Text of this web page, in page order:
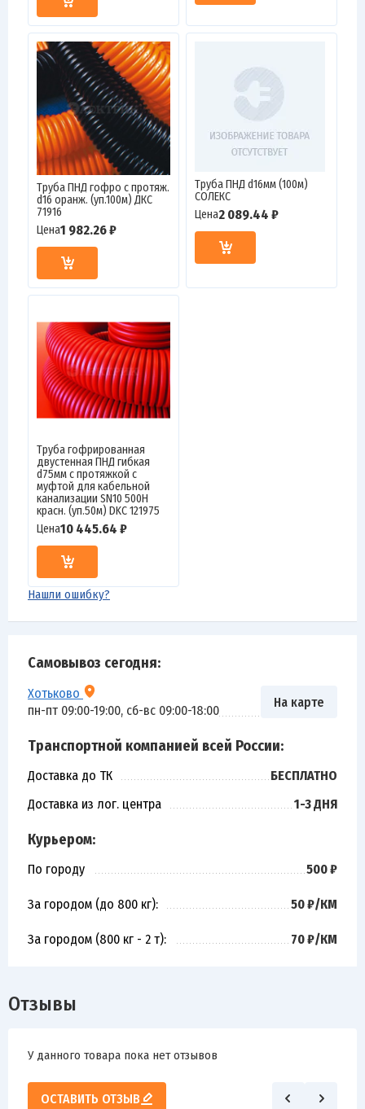
Самовывоз сегодня:
Хотьково
пн-пт 09:00-19:00, сб-вс 09:00-18:00
На карте
Транспортной компанией всей России:
Доставка до ТК
БЕСПЛАТНО
Доставка из лог. центра
1-3 ДНЯ
Курьером:
По городу 500 ₽
За городом (до 800 кг): 50 ₽/КМ
За городом (800 кг - 2 т): 70 ₽/КМ
Труба ПНД гофро c протяж.
d16 оранж. (уп.100м) ДКС
71916
Цена1 982.26 ₽
Труба ПНД d16мм (100м)
СОЛЕКС
Цена2 089.44 ₽
Труба гофрированная
двустенная ПНД гибкая
d75мм с протяжкой с
муфтой для кабельной
канализации SN10 500Н
красн. (уп.50м) DKC 121975
Цена10 445.64 ₽
Нашли ошибку?
Отзывы
У данного товара пока нет отзывов
ОСТАВИТЬ ОТЗЫВ